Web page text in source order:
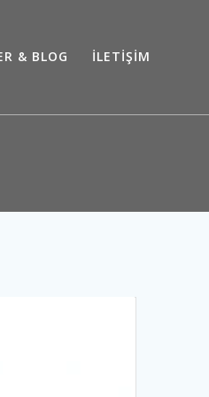
& BLOG İLETİŞİM